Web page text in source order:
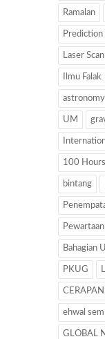
Ramalan
Prediction
Laser
Ilmu Falak
astronomy
UM
100
bintang
Pewartaan
Bahagian
PKUG
ehwal
GLOBAL